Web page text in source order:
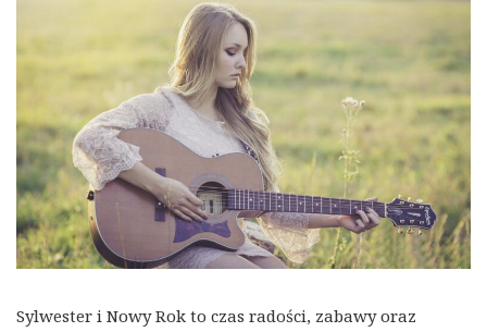
Sylwester i Nowy Rok to czas radości, zabawy oraz